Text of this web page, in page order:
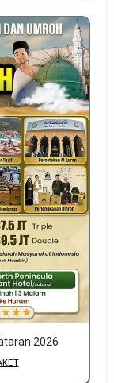
2026